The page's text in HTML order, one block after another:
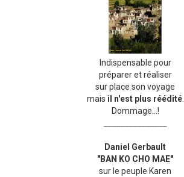
Indispensable pour
préparer et réaliser
sur place son voyage
mais il n'est plus réédité.
Dommage...!
Daniel Gerbault
"BAN KO CHO MAE"
sur le peuple Karen